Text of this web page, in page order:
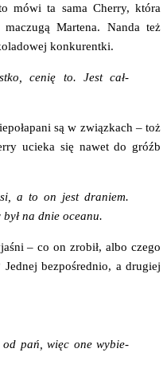
mówi ta sama Cher­ry, któ­ra
Mar­te­na. Nan­da też
konkurentki.
cenię to. Jest cał­
są w związ­kach – toż
ucie­ka się nawet do gróźb
a to on jest dra­niem.
był na dnie oceanu.
– co on zro­bił, albo cze­go
Jed­nej bez­po­śred­nio, a dru­giej
od pań, więc one wybie­